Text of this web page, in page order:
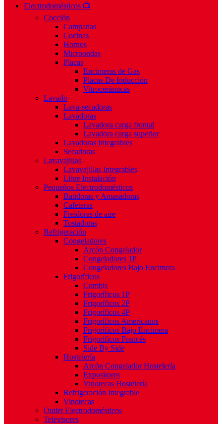
Electrodomésticos 📺
Cocción
Campanas
Cocinas
Hornos
Microondas
Placas
Encimeras de Gas
Placas De Inducción
Vitrocerámicas
Lavado
Lava-secadoras
Lavadoras
Lavadora carga frontal
Lavadora carga superior
Lavadoras Integrables
Secadoras
Lavavajillas
Lavavajillas Integrables
Libre Instalación
Pequeños Electrodomésticos
Batidoras y Amasadoras
Cafeteras
Freidoras de aire
Tostadoras
Refrigeración
Congeladores
Arcón Congelador
Congeladores 1P
Congeladores Bajo Encimera
Frigoríficos
Combis
Frigoríficos 1P
Frigoríficos 2P
Frigoríficos 4P
Frigoríficos Americanos
Frigoríficos Bajo Encimera
Frigoríficos Francés
Side By Side
Hostelería
Arcón Congelador Hostelería
Expositores
Vinotecas Hostelería
Refrigeración Integrable
Vinotecas
Outlet Electrodomésticos
Televisores